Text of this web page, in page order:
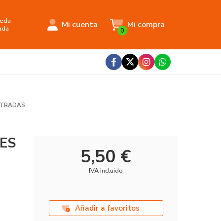
Mi cuenta Mi compra
0
5,50 €
IVA incluido
Añadir a favoritos